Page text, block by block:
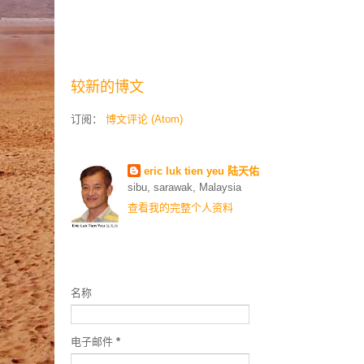
较新的博文
订阅： 博文评论 (Atom)
eric luk tien yeu 陆天佑
sibu, sarawak, Malaysia
查看我的完整个人资料
名称
电子邮件 *